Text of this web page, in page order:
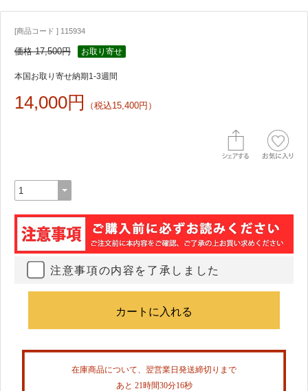
[商品コード ] 115934
価格 17,500円 お取り寄せ
本国お取り寄せ納期1-3週間
14,000円 （税込15,400円）
注意事項の内容を了承しました
在庫商品について、翌営業日発送締切りまで
あと 21時間30分16秒